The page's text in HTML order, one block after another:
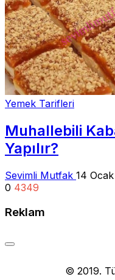
Yemek Tarifleri
Muhallebili
Yapılır?
Sevimli Mutfak 14
0 4349
Reklam
© 2019.